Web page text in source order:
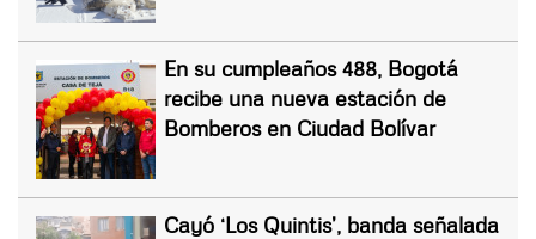
En su cumpleaños 488, Bogotá
recibe una nueva estación de
Bomberos en Ciudad Bolívar
Cayó ‘Los Quintis’, banda señalada